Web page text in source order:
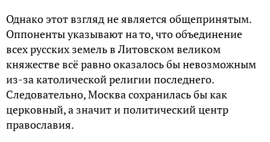
Однако этот взгляд не является общепринятым.
Оппоненты указывают на то, что объединение
всех русских земель в Литовском великом
княжестве всё равно оказалось бы невозможным
из-за католической религии последнего.
Следовательно, Москва сохранилась бы как
церковный, а значит и политический центр
православия.